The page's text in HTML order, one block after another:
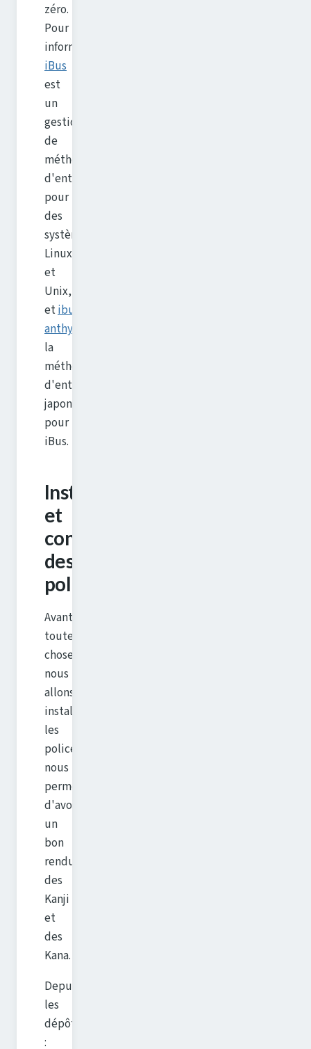
zéro.
Pour
information,
iBus
est
un
gestionnaire
de
méthodes
d'entrée
pour
des
systèmes
Linux
et
Unix,
etibus-
anthy
la
méthode
d'entré
japonaise
pour
iBus.
Installation
et
configuration
des
polices
Avant
toute
chose,
nous
allons
installer
les
polices
nous
permettant
d'avoir
un
bon
rendu
des
Kanji
et
des
Kana.
Depuis
les
dépôts
: